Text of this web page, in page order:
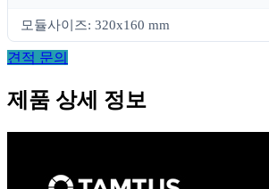
모듈사이즈: 320x160 mm
견적 문의
제품 상세 정보